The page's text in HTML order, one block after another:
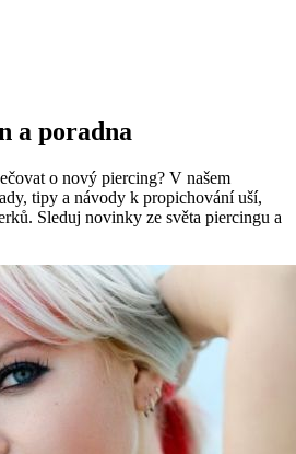
a poradna
o nový piercing? V našem
tipy a návody k propichování uší,
Sleduj novinky ze světa piercingu a